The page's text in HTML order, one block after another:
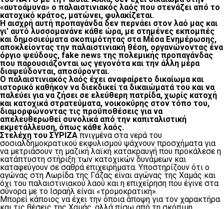
«αυτοάμυνα» ο παλαιστινιακός λαός που στενάζει από το
κατοχικό κράτος, ματώνει, φυλακίζεται.
Η αισχρή αυτή προπαγάνδα δεν περνάει στον λαό μας και
γι’ αυτό λυσσομανάνε κάθε ώρα, με στημένες εκπομπές
και δημοσιεύματα σκοπιμότητας στα Μέσα Ενημέρωσης,
αποκλείοντας την παλαιστινιακή θέση, οργανώνοντας ένα
όργιο ψεύδους, fake news της πολεμικής προπαγάνδας
που παρουσιάζονται ως γεγονότα και την άλλη μέρα
διαψεύδονται, αποσύρονται.
Ο παλαιστινιακός λαός έχει αναφαίρετο δικαίωμα και
ιστορικό καθήκον να διεκδικεί τα δικαιώματά του και να
παλεύει για να ζήσει σε ελεύθερη πατρίδα, χωρίς κατοχή
και κατοχικά στρατεύματα, νοικοκύρης στον τόπο του,
διαμορφώνοντας τις προϋποθέσεις για να
απελευθερωθεί συνολικά από την καπιταλιστική
εκμετάλλευση, όπως κάθε λαός.
Στελέχη του ΣΥΡΙΖΑ πνιγμένα στα νερά του
σοσιαλδημοκρατικού εκφυλισμού ψάχνουν προσχήματα για
να μετριάσουν τη μαζική λαϊκή κατακραυγή που προκάλεσε η
κατάπτυστη στήριξη των κατοχικών δυνάμεων και
καταφεύγουν σε σαθρά επιχειρήματα. Υποστηρίζουν ότι ο
αγώνας στη Λωρίδα της Γάζας είναι αγώνας της Χαμάς και
όχι του παλαιστινιακού λαού και η επιχείρηση που έγινε στα
σύνορα με το Ισραήλ είναι «τρομοκρατική».
Μπορεί κάποιος να έχει την όποια άποψη για τον χαρακτήρα
και τις θέσεις της Χαμάς, αλλά πίσω από τη σκόπιμη